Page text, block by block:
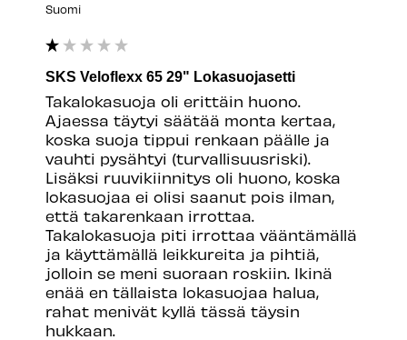
Suomi
SKS Veloflexx 65 29" Lokasuojasetti
Takalokasuoja oli erittäin huono.
Ajaessa täytyi säätää monta kertaa,
koska suoja tippui renkaan päälle ja
vauhti pysähtyi (turvallisuusriski).
Lisäksi ruuvikiinnitys oli huono, koska
lokasuojaa ei olisi saanut pois ilman,
että takarenkaan irrottaa.
Takalokasuoja piti irrottaa vääntämällä
ja käyttämällä leikkureita ja pihtiä,
jolloin se meni suoraan roskiin. Ikinä
enää en tällaista lokasuojaa halua,
rahat menivät kyllä tässä täysin
hukkaan.